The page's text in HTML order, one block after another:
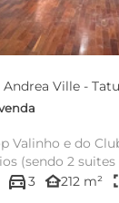
Ville -
e do Clube
(sendo 2
da...
directions_car3 other_houses212 m²